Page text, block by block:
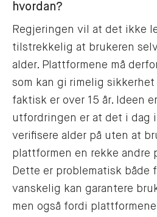
hvordan?
Regjeringen vil at det ikke
tilstrekkelig at brukeren
alder. Plattformene må
som kan gi rimelig
faktisk er over 15 år. Ideen
utfordringen er at det i dag
verifisere alder på uten at
plattformen en rekke andre
Dette er problematisk både
vanskelig kan garantere
men også fordi